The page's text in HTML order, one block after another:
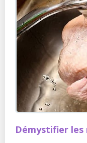
Démystifier les